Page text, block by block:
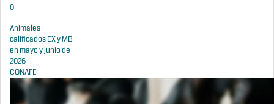
0
Animales
calificados EX y MB
en mayo y junio de
2026
CONAFE